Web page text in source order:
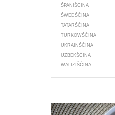
ŠPANIŠĆINA
ŠWEDŠĆINA
TATARŠĆINA
TURKOWŠĆINA
UKRAINŠĆINA
UZBEKŠĆINA
WALIZIŠĆINA